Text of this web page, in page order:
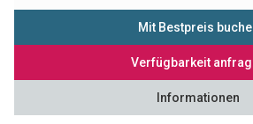
Mit Bestpreis
Verfügbarkeit
Informationen